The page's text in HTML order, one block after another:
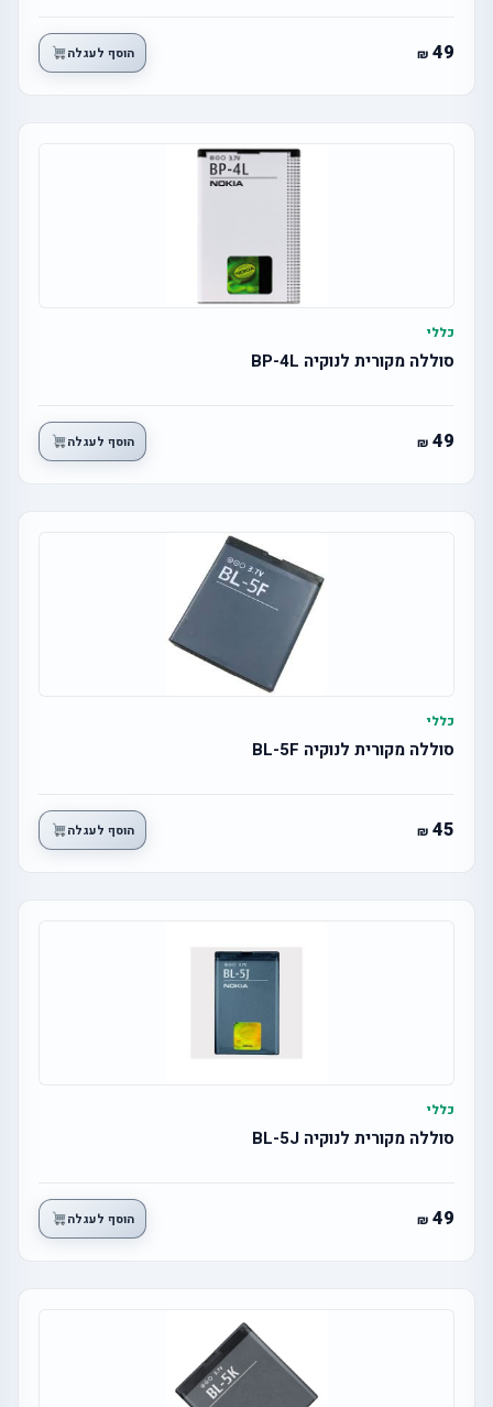
49 הוסף לעגלה
כללי
סוללה מקורית לנוקיה BP-4L
49 הוסף לעגלה
כללי
סוללה מקורית לנוקיה BL-5F
45 הוסף לעגלה
כללי
סוללה מקורית לנוקיה BL-5J
49 הוסף לעגלה